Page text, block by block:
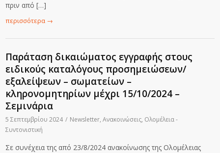
πριν από […]
περισσότερα →
Παράταση δικαιώματος εγγραφής στους
ειδικούς καταλόγους προσημειώσεων/
εξαλείψεων – σωματείων –
κληρονομητηρίων μέχρι 15/10/2024 –
Σεμινάρια
5 Σεπτεμβρίου 2024 / Newsletter,Ανακοινώσεις, Ολομέλεια -
Συντονιστική
Σε συνέχεια της από 23/8/2024 ανακοίνωσης της Ολομέλειας